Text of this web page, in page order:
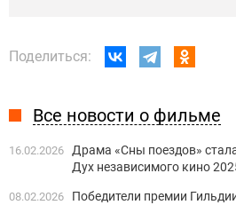
Поделиться:
Все новости о фильме
16.02.2026
Драма «Сны поездов»
Дух независимого кино
08.02.2026
Победители премии